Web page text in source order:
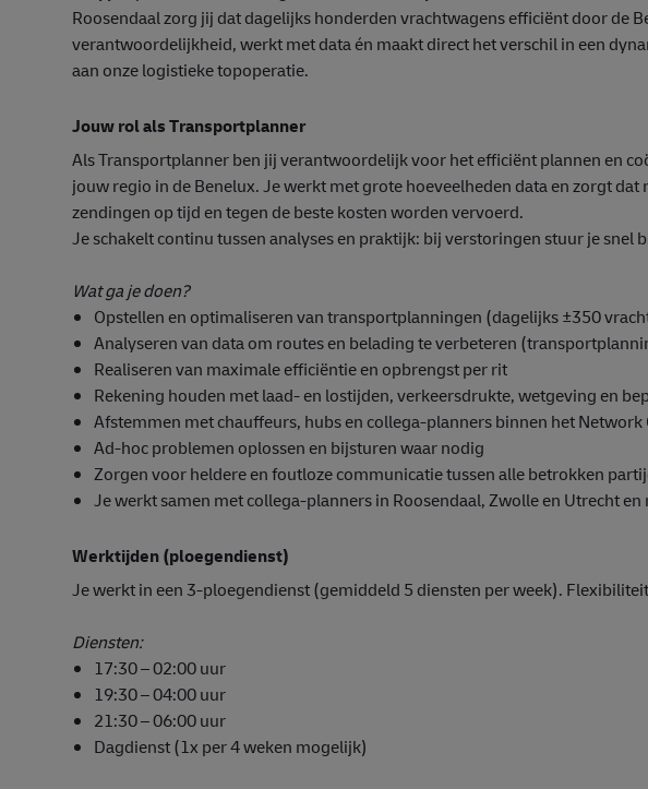
Roosendaal zorg jij dat dagelijks honderden vrachtwagens efficiënt door de
verantwoordelijkheid, werkt met data én maakt direct het verschil in een
aan onze logistieke topoperatie.
Jouw rol als Transportplanner
Als Transportplanner ben jij verantwoordelijk voor het efficiënt plannen en
jouw regio in de Benelux. Je werkt met grote hoeveelheden data en zorgt
zendingen op tijd en tegen de beste kosten worden vervoerd.
Je schakelt continu tussen analyses en praktijk: bij verstoringen stuur je snel
Wat ga je doen?
Opstellen en optimaliseren van transportplanningen (dagelijks ±350
Analyseren van data om routes en belading te verbeteren
Realiseren van maximale efficiëntie en opbrengst per rit
Rekening houden met laad- en lostijden, verkeersdrukte, wetgeving en
Afstemmen met chauffeurs, hubs en collega-planners binnen het
Ad-hoc problemen oplossen en bijsturen waar nodig
Zorgen voor heldere en foutloze communicatie tussen alle betrokken
Je werkt samen met collega-planners in Roosendaal, Zwolle en Utrecht
Werktijden (ploegendienst)
Je werkt in een 3-ploegendienst (gemiddeld 5 diensten per week).
Diensten:
17:30 – 02:00 uur
19:30 – 04:00 uur
21:30 – 06:00 uur
Dagdienst (1x per 4 weken mogelijk)